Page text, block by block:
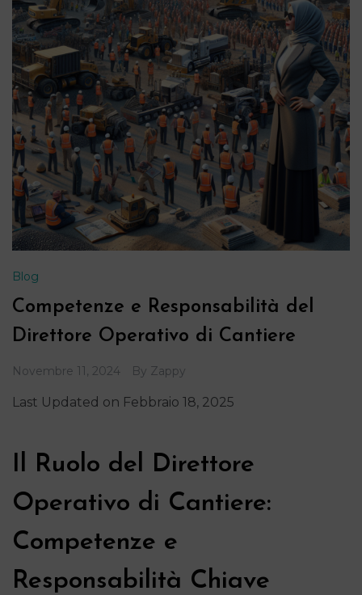
Blog
Competenze e Responsabilità del
Direttore Operativo di Cantiere
Novembre 11, 2024 By Zappy
Last Updated on Febbraio 18, 2025
Il Ruolo del Direttore
Operativo di Cantiere:
Competenze e
Responsabilità Chiave